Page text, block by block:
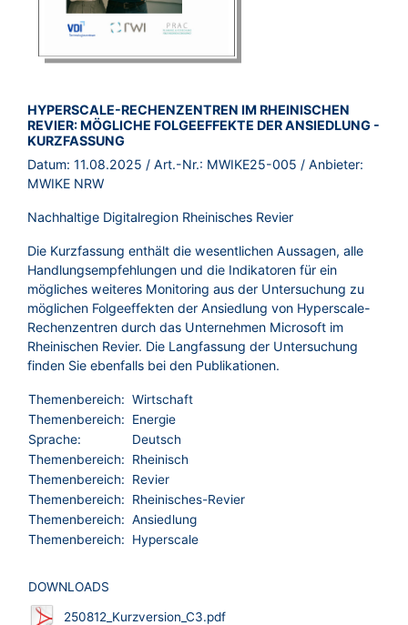
BROSCHÜRE:
HYPERSCALE-RECHENZENTREN IM RHEINISCHEN
REVIER: MÖGLICHE FOLGEEFFEKTE DER ANSIEDLUNG -
KURZFASSUNG
Datum: 11.08.2025 / Art.-Nr.: MWIKE25-005 / Anbieter:
MWIKE NRW
Nachhaltige Digitalregion Rheinisches Revier
Die Kurzfassung enthält die wesentlichen Aussagen, alle
Handlungsempfehlungen und die Indikatoren für ein
mögliches weiteres Monitoring aus der Untersuchung zu
möglichen Folgeeffekten der Ansiedlung von Hyperscale-
Rechenzentren durch das Unternehmen Microsoft im
Rheinischen Revier. Die Langfassung der Untersuchung
finden Sie ebenfalls bei den Publikationen.
Themenbereich: Wirtschaft
Themenbereich:
Energie
Sprache:
Deutsch
Themenbereich:
Rheinisch
Themenbereich:
Revier
Themenbereich:
Rheinisches-Revier
Themenbereich: Ansiedlung
Themenbereich:
Hyperscale
DOWNLOADS
250812_Kurzversion_C3.pdf